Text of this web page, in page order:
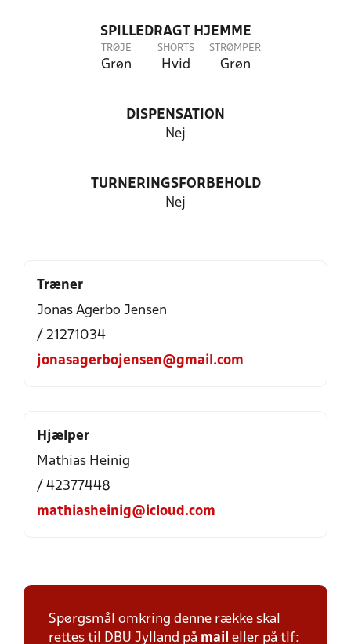
SPILLEDRAGT HJEMME
TRØJE
Grøn
SHORTS
Hvid
STRØMPER
Grøn
DISPENSATION
Nej
TURNERINGSFORBEHOLD
Nej
Træner
Jonas Agerbo Jensen
/ 21271034
jonasagerbojensen@gmail.com
Hjælper
Mathias Heinig
/ 42377448
mathiasheinig@icloud.com
Spørgsmål omkring denne række skal
rettes til DBU Jylland på mail eller på tlf: